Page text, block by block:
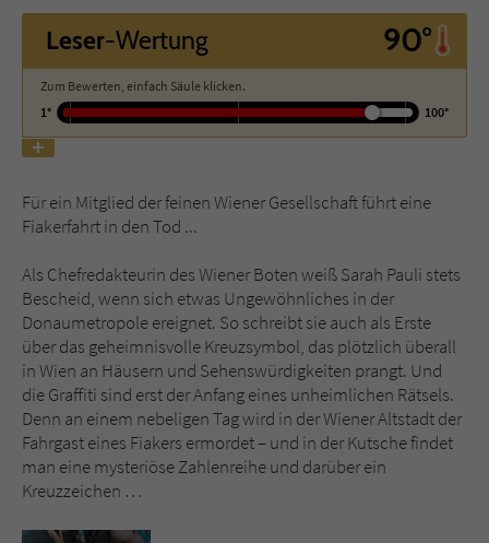
Leser-Wertung 90°
Zum Bewerten, einfach Säule klicken.
1°
100°
Für ein Mitglied der feinen Wiener Gesellschaft führt eine
Fiakerfahrt in den Tod ...
Als Chefredakteurin des Wiener Boten weiß Sarah Pauli stets
Bescheid, wenn sich etwas Ungewöhnliches in der
Donaumetropole ereignet. So schreibt sie auch als Erste
über das geheimnisvolle Kreuzsymbol, das plötzlich überall
in Wien an Häusern und Sehenswürdigkeiten prangt. Und
die Graffiti sind erst der Anfang eines unheimlichen Rätsels.
Denn an einem nebeligen Tag wird in der Wiener Altstadt der
Fahrgast eines Fiakers ermordet – und in der Kutsche findet
man eine mysteriöse Zahlenreihe und darüber ein
Kreuzzeichen …
Name tx_pwcomments_ahash
Anbieter Literatur-Couch Medien GmbH & Co. KG
Laufzeit
Zweck Cookie für Kommentare einzelner Buchtitel
Name fe_typo_user
Anbieter Literatur-Couch Medien GmbH & Co. KG
Laufzeit Session
Zweck
Dieses Cookie gewährleistet die
Kommunikation der Webseite mit dem
Benutzer. Es wird benötigt um z. B. den